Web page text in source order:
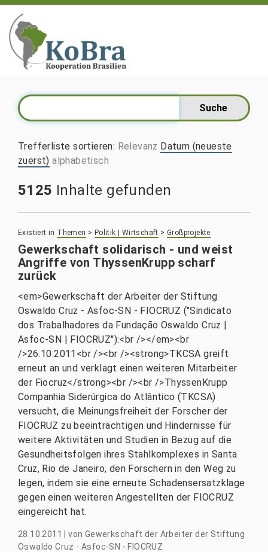
Trefferliste sortieren: Relevanz Datum (neueste
zuerst) alphabetisch
5125 Inhalte gefunden
Existiert in Themen > Politik | Wirtschaft >Großprojekte
Gewerkschaft solidarisch - und weist
Angriffe von ThyssenKrupp scharf
zurück
<em>Gewerkschaft der Arbeiter der Stiftung
Oswaldo Cruz - Asfoc-SN - FIOCRUZ ("Sindicato
dos Trabalhadores da Fundação Oswaldo Cruz |
Asfoc-SN | FIOCRUZ"):<br /></em><br
/>26.10.2011<br /><br /><strong>TKCSA greift
erneut an und verklagt einen weiteren Mitarbeiter
der Fiocruz</strong><br /><br />ThyssenKrupp
Companhia Siderúrgica do Atlântico (TKCSA)
versucht, die Meinungsfreiheit der Forscher der
FIOCRUZ zu beeinträchtigen und Hindernisse für
weitere Aktivitäten und Studien in Bezug auf die
Gesundheitsfolgen ihres Stahlkomplexes in Santa
Cruz, Rio de Janeiro, den Forschern in den Weg zu
legen, indem sie eine erneute Schadensersatzklage
gegen einen weiteren Angestellten der FIOCRUZ
eingereicht hat.
28.10.2011 |von Gewerkschaft der Arbeiter der Stiftung
Oswaldo Cruz - Asfoc-SN - FIOCRUZ